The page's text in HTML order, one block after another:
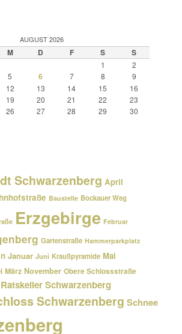
AUGUST 2026
M D F S S
1
2
5 6 7 8
9
12 13 14 15
16
19 20 21 22
23
26 27 28 29
30
Schwarzenberg April
Baustelle Bockauer Weg
Erzgebirge Februar
Gartenstraße Hammerparkplatz
Januar Juni Kraußpyramide Mai
März November Obere Schlossstraße
Ratskeller Schwarzenberg
Schwarzenberg Schnee